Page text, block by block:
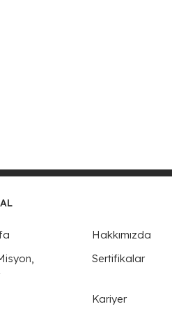
Hakkımızda
Sertifikalar
Kariyer